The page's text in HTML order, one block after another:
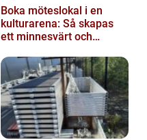
Boka möteslokal i en
kulturarena: Så skapas
ett minnesvärt och